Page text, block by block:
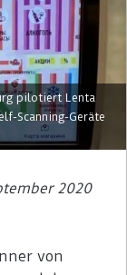
pilotiert Lenta
Scanning-Geräte
2020
von